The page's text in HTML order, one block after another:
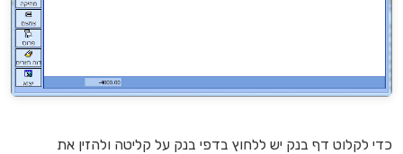
כדי לקלוט דף בנק יש ללחוץ בדפי בנק על קליטה ולהזין את